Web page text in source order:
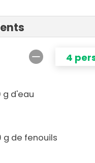
4
g d'eau
g de fenouils